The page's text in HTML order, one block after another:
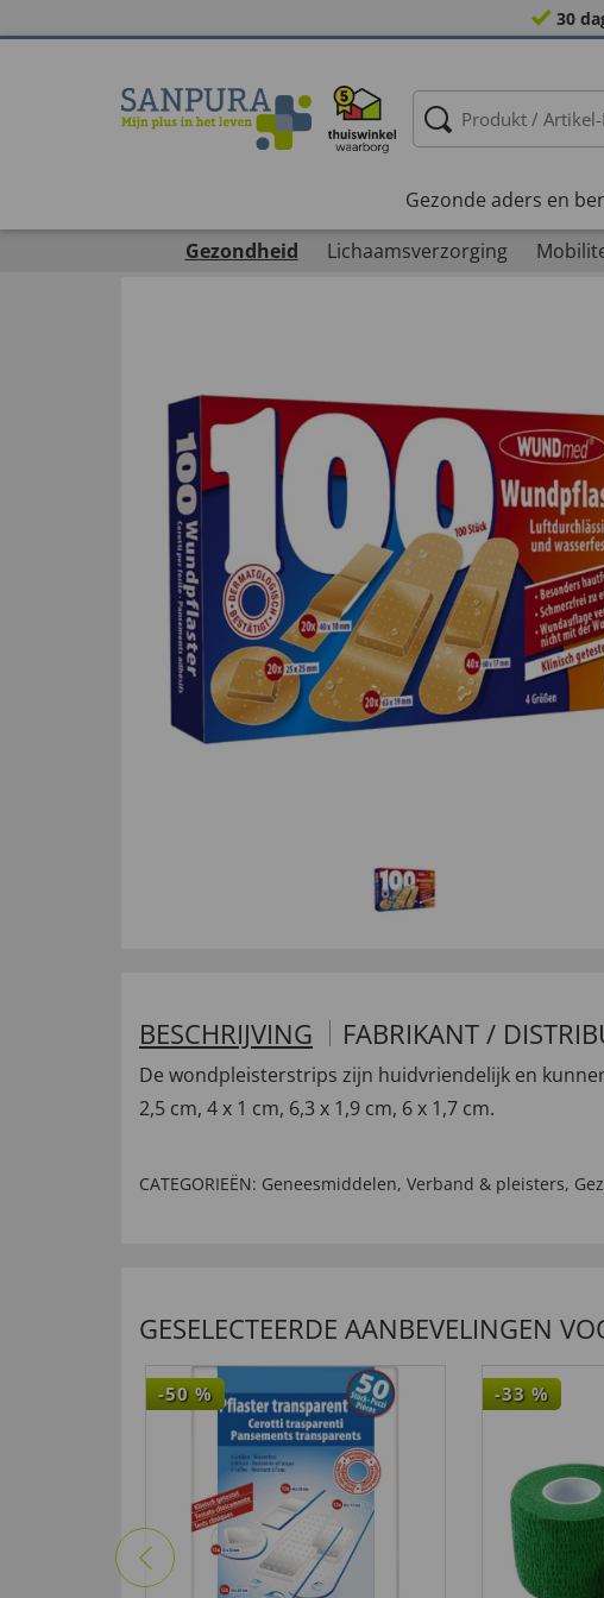
30
Gezonde aders en
Gezondheid
Lichaamsverzorging
BESCHRIJVING FABRIKANT /
De wondpleisterstrips zijn huidvriendelijk en
2,5 cm, 4 x 1 cm, 6,3 x 1,9 cm, 6 x 1,7 cm.
CATEGORIEËN: Geneesmiddelen, Verband & pleisters,
GESELECTEERDE AANBEVELINGEN
-50 % -33 %